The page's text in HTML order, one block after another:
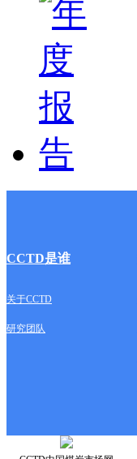
CCTD是谁
关于CCTD
研究团队